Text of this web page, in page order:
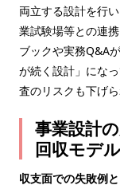
両立する設計を行
業試験場等との連
ブックや実務Q&A
が続く設計」にな
査のリスクも下げら
事業設計
回収モデ
収支面での失敗例